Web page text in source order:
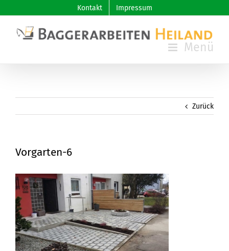
content
Kontakt Impressum
Zurück
Vorgarten-6